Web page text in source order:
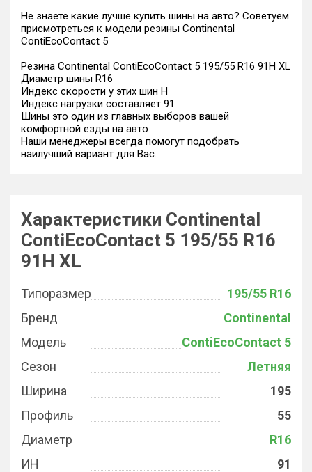
Не знаете какие лучше купить шины на авто? Советуем
присмотреться к модели резины Continental
ContiEcoContact 5
Резина Continental ContiEcoContact 5 195/55 R16 91H XL
Диаметр шины R16
Индекс скорости у этих шин H
Индекс нагрузки составляет 91
Шины это один из главных выборов вашей
комфортной езды на авто
Наши менеджеры всегда помогут подобрать
наилучший вариант для Вас.
Характеристики Continental
ContiEcoContact 5 195/55 R16
91H XL
Типоразмер
195/55 R16
Бренд
Continental
Модель
ContiEcoContact 5
Сезон
Летняя
Ширина
195
Профиль
55
Диаметр
R16
ИН
91